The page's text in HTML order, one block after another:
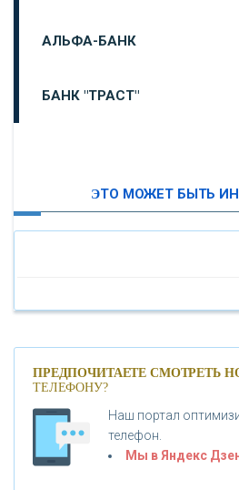
АЛЬФА-БАНК
БАНК "ТРАСТ"
«БАНК САНКТ-ПЕТЕРБУРГ»
«ПРОМСВЯЗЬБАНК»
«НОВИКОМБАНК»
ЭТО МОЖЕТ БЫТЬ
ПРЕДПОЧИТАЕТЕ СМОТРЕТЬ
ТЕЛЕФОНУ?
Наш портал
телефон.
Мы в Яндекс